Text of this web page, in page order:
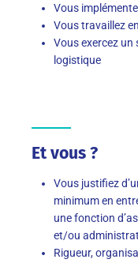
Vous
Vous travaillez
Vous exercez un
logistique
Et vous ?
Vous justifiez
minimum en
une fonction
et/ou
Rigueur,